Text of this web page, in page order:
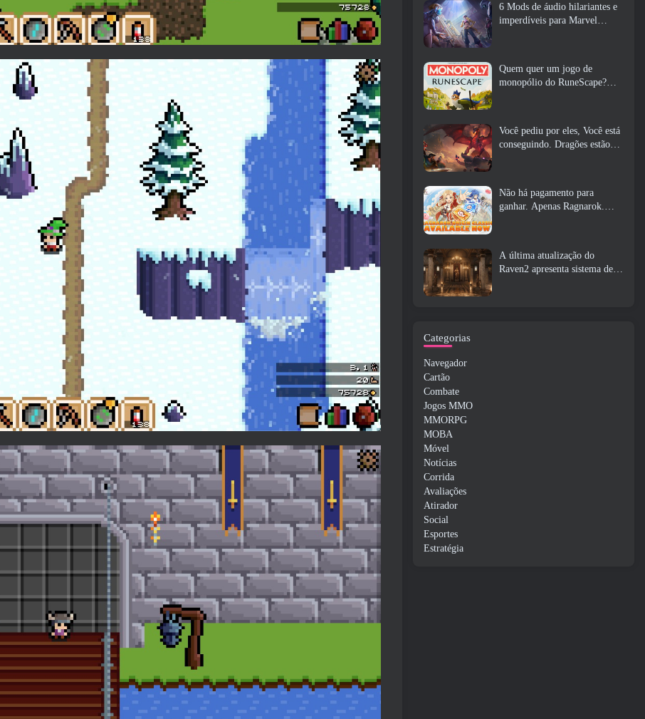
6 Mods de áudio hilariantes e
imperdíveis para Marvel
Quem quer um jogo de
monopólio do RuneScape?
Você pediu por eles, Você está
conseguindo. Dragões estão
Não há pagamento para
ganhar. Apenas Ragnarok.
A última atualização do
Raven2 apresenta sistema de
Categorias
Navegador
Cartão
Combate
Jogos MMO
MMORPG
MOBA
Móvel
Notícias
Corrida
Avaliações
Atirador
Social
Esportes
Estratégia